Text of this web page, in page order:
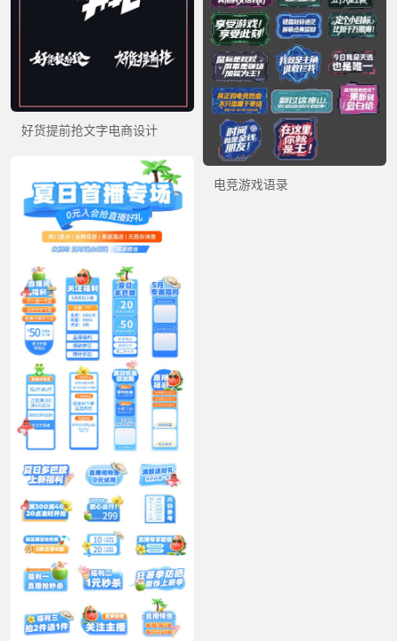
好货提前抢文字电商设计
电竞游戏语录